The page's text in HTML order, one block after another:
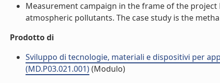
Measurement campaign in the frame of the project
atmospheric pollutants. The case study is the
Prodotto di
Sviluppo di tecnologie, materiali e dispositivi per
(MD.P03.021.001)(Modulo)